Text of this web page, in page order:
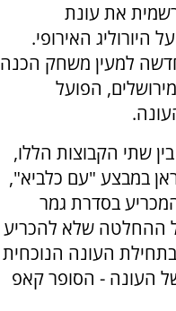
את עונת
היורוליג האירופי.
למעין משחק הכנה
הפועל
שתי הקבוצות הללו,
במבצע "עם כלביא",
בסדרת גמר
ההחלטה שלא להכריע
העונה הנוכחית
העונה - הסופר קאפ